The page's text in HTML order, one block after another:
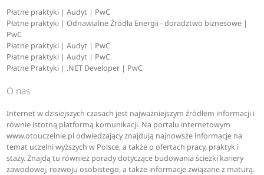
Płatne praktyki | Audyt | PwC
Płatne praktyki | Odnawialne Źródła Energii - doradztwo biznesowe |
PwC
Płatne praktyki | Audyt | PwC
Płatne praktyki | Audyt | PwC
Płatne Praktyki | .NET Developer | PwC
O nas
Internet w dzisiejszych czasach jest najważniejszym źródłem informacji i
równie istotną platformą komunikacji. Na portalu internetowym
www.otouczelnie.pl odwiedzający znajdują najnowsze informacje na
temat uczelni wyższych w Polsce, a także o ofertach pracy, praktyk i
staży. Znajdą tu również porady dotyczące budowania ścieżki kariery
zawodowej, rozwoju osobistego, a także informacje związane z maturą.